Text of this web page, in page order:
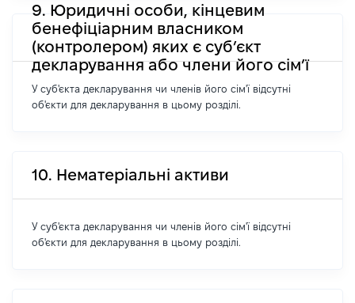
9. Юридичні особи, кінцевим
бенефіціарним власником
(контролером) яких є суб’єкт
декларування або члени його сім’ї
У суб'єкта декларування чи членів його сім'ї відсутні
об'єкти для декларування в цьому розділі.
10. Нематеріальні активи
У суб'єкта декларування чи членів його сім'ї відсутні
об'єкти для декларування в цьому розділі.